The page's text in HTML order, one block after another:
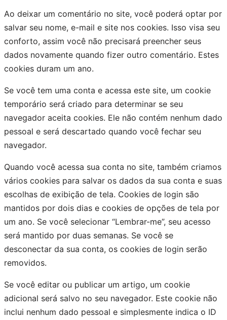
Ao deixar um comentário no site, você poderá optar por
salvar seu nome, e-mail e site nos cookies. Isso visa seu
conforto, assim você não precisará preencher seus
dados novamente quando fizer outro comentário. Estes
cookies duram um ano.
Se você tem uma conta e acessa este site, um cookie
temporário será criado para determinar se seu
navegador aceita cookies. Ele não contém nenhum dado
pessoal e será descartado quando você fechar seu
navegador.
Quando você acessa sua conta no site, também criamos
vários cookies para salvar os dados da sua conta e suas
escolhas de exibição de tela. Cookies de login são
mantidos por dois dias e cookies de opções de tela por
um ano. Se você selecionar “Lembrar-me”, seu acesso
será mantido por duas semanas. Se você se
desconectar da sua conta, os cookies de login serão
removidos.
Se você editar ou publicar um artigo, um cookie
adicional será salvo no seu navegador. Este cookie não
inclui nenhum dado pessoal e simplesmente indica o ID